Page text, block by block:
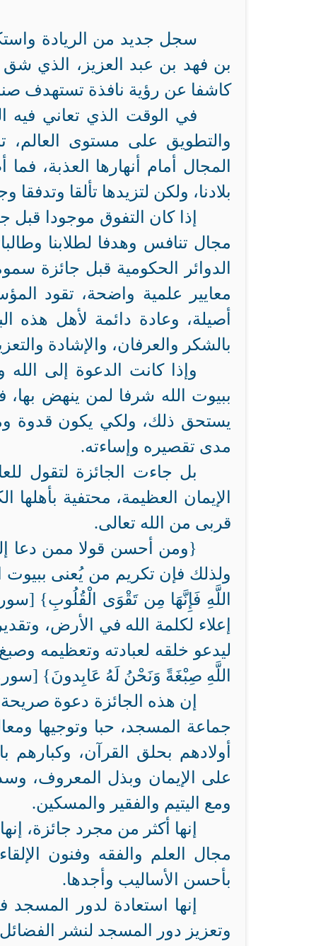
سجل جديد من الريادة
بن فهد بن عبد العزيز، الذي شق
كاشفا عن رؤية نافذة تستهدف
في الوقت الذي تعاني فيه
والتطويق على مستوى
المجال أمام أنهارها العذبة،
بلادنا، ولكن لتزيدها تألقا وتدفقا
إذا كان التفوق موجودا قبل
مجال تنافس وهدفا لطلابنا
الدوائر الحكومية قبل جائزة
معايير علمية واضحة، تقود
أصيلة، وعادة دائمة لأهل هذه
بالشكر والعرفان، والإشادة
وإذا كانت الدعوة إلى الله
ببيوت الله شرفا لمن ينهض
يستحق ذلك، ولكي يكون قدوة
مدى تقصيره وإساءته.
بل جاءت الجائزة لتقول
الإيمان العظيمة، محتفية
قربى من الله تعالى.
{ومن أحسن قولا ممن دعا
ولذلك فإن تكريم من يُعنى ببيوت
إعلاء لكلمة الله في الأرض،
ليدعو خلقه لعبادته وتعظيمه
اللَّهِ صِبْغَةً وَنَحْنُ لَهُ عَابِدونَ} [سورة
إن هذه الجائزة دعوة صريحة
جماعة المسجد، حبا وتوجيها
أولادهم بحلق القرآن،
على الإيمان وبذل المعروف،
ومع اليتيم والفقير والمسكين.
إنها أكثر من مجرد جائزة،
مجال العلم والفقه وفنون
بأحسن الأساليب وأجدها.
إنها استعادة لدور
وتعزيز دور المسجد لنشر الفضائل